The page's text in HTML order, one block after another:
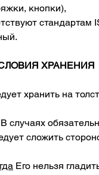
кнопки),
стандартам
ХРАНЕНИЯ
хранить на
случаях
сложить
Его нельзя